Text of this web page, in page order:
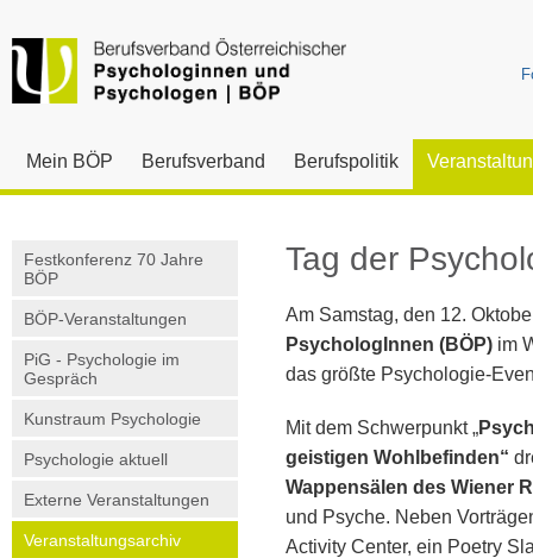
Mein BÖP Berufsverband Berufspolitik
Festkonferenz 70 Jahre
BÖP
BÖP-Veranstaltungen
PiG - Psychologie im
Gespräch
Kunstraum Psychologie
Psychologie aktuell
Externe Veranstaltungen
Veranstaltungsarchiv
Tag der
Am Samstag, den 12.
PsychologInnen (BÖP) im
das größte Psychologie-
Mit dem Schwerpunkt „
geistigen Wohlbefinden“
Wappensälen des Wiener
und Psyche. Neben
Activity Center, ein Poetry